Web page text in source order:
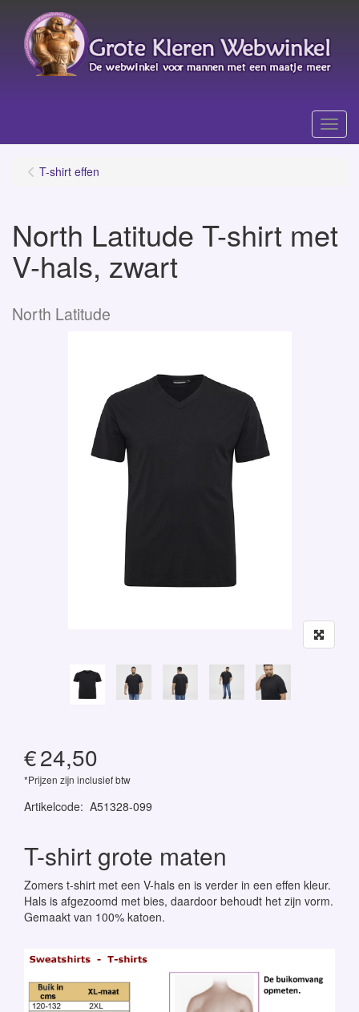
Menu
T-shirt effen
North Latitude T-shirt met
V-hals, zwart
North Latitude
€24,50
*Prijzen zijn inclusief btw
Artikelcode: A51328-099
T-shirt grote maten
Zomers t-shirt met een V-hals en is verder in een effen kleur.
Hals is afgezoomd met bies, daardoor behoudt het zijn vorm.
Gemaakt van 100% katoen.